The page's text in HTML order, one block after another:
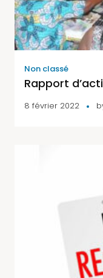
Non classé
Rapport
8 février 2022